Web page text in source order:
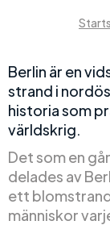
Berlin är en
strand i
historia som
världskrig.
Det som en
delades av
ett
människor